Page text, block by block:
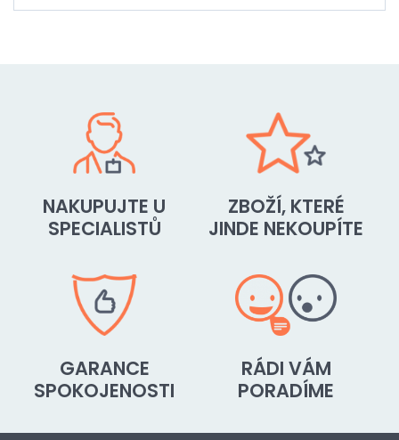
NAKUPUJTE U
SPECIALISTŮ
ZBOŽÍ, KTERÉ
JINDE NEKOUPÍTE
GARANCE
SPOKOJENOSTI
RÁDI VÁM
PORADÍME